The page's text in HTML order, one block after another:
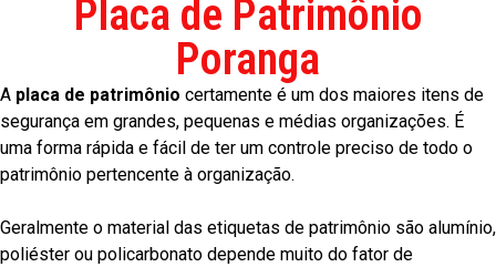
Placa de Patrimônio
Poranga
A placa de patrimônio certamente é um dos maiores itens de
segurança em grandes, pequenas e médias organizações. É
uma forma rápida e fácil de ter um controle preciso de todo o
patrimônio pertencente à organização.
Geralmente o material das etiquetas de patrimônio são alumínio,
poliéster ou policarbonato depende muito do fator de